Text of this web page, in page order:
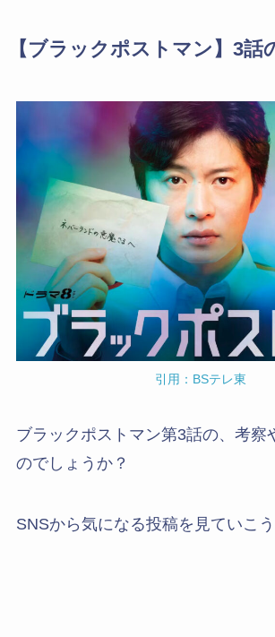
【ブラックポストマン】3話
引用：BSテレ東
ブラックポストマン第3話の、考察
のでしょうか？
SNSから気になる投稿を見ていこう